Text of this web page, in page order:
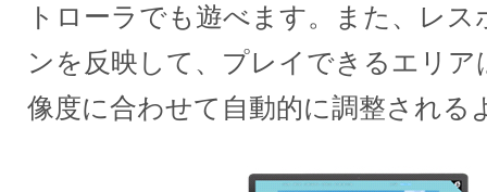
トローラでも遊べます。また、レ
ンを反映して、プレイできるエリ
像度に合わせて自動的に調整される